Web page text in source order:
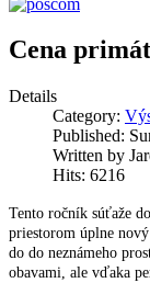
Cena
Details
Category:
Published:
Written by
Hits: 6216
Tento ročník súťaže
priestorom úplne
do do neznámeho
obavami, ale vďaka